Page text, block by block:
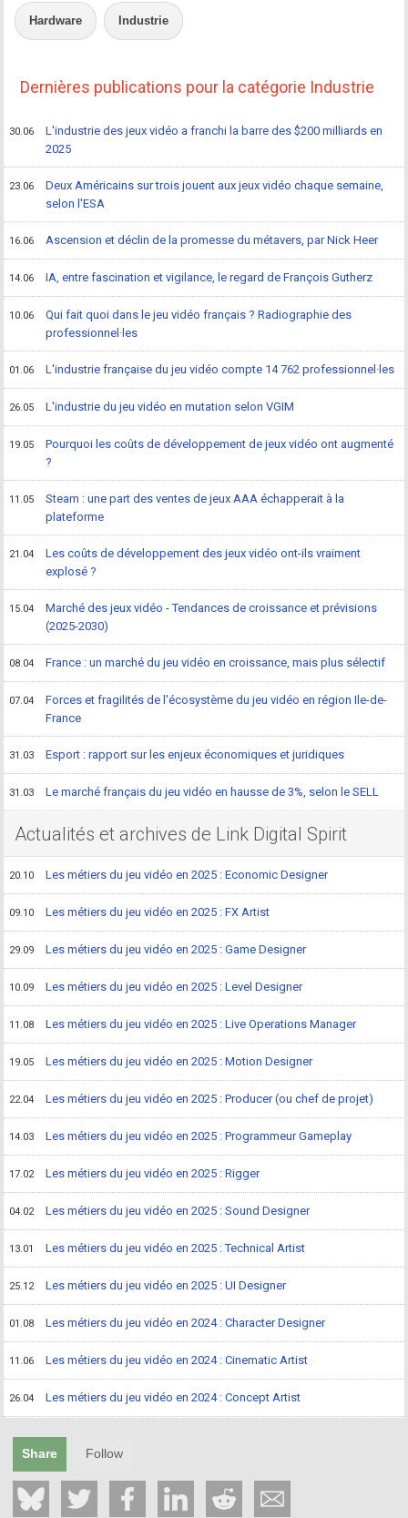
Hardware Industrie
Dernières publications pour la catégorie Industrie
30.06
L'industrie des jeux vidéo a franchi la barre des $200 milliards en
2025
23.06
Deux Américains sur trois jouent aux jeux vidéo chaque semaine,
selon l'ESA
16.06 Ascension et déclin de la promesse du métavers, par Nick Heer
14.06 IA, entre fascination et vigilance, le regard de François Gutherz
10.06
Qui fait quoi dans le jeu vidéo français ? Radiographie des
professionnel·les
01.06 L'industrie française du jeu vidéo compte 14 762 professionnel·les
26.05 L'industrie du jeu vidéo en mutation selon VGIM
19.05
Pourquoi les coûts de développement de jeux vidéo ont augmenté
?
11.05
Steam : une part des ventes de jeux AAA échapperait à la
plateforme
21.04
Les coûts de développement des jeux vidéo ont-ils vraiment
explosé ?
15.04
Marché des jeux vidéo - Tendances de croissance et prévisions
(2025-2030)
08.04 France : un marché du jeu vidéo en croissance, mais plus sélectif
07.04
Forces et fragilités de l'écosystème du jeu vidéo en région Ile-de-
France
31.03 Esport : rapport sur les enjeux économiques et juridiques
31.03 Le marché français du jeu vidéo en hausse de 3%, selon le SELL
Actualités et archives de Link Digital Spirit
20.10 Les métiers du jeu vidéo en 2025 : Economic Designer
09.10 Les métiers du jeu vidéo en 2025 : FX Artist
29.09 Les métiers du jeu vidéo en 2025 : Game Designer
10.09 Les métiers du jeu vidéo en 2025 : Level Designer
11.08 Les métiers du jeu vidéo en 2025 : Live Operations Manager
19.05 Les métiers du jeu vidéo en 2025 : Motion Designer
22.04 Les métiers du jeu vidéo en 2025 : Producer (ou chef de projet)
14.03 Les métiers du jeu vidéo en 2025 : Programmeur Gameplay
17.02 Les métiers du jeu vidéo en 2025 : Rigger
04.02 Les métiers du jeu vidéo en 2025 : Sound Designer
13.01 Les métiers du jeu vidéo en 2025 : Technical Artist
25.12 Les métiers du jeu vidéo en 2025 : UI Designer
01.08 Les métiers du jeu vidéo en 2024 : Character Designer
11.06 Les métiers du jeu vidéo en 2024 : Cinematic Artist
26.04 Les métiers du jeu vidéo en 2024 : Concept Artist
Share Follow